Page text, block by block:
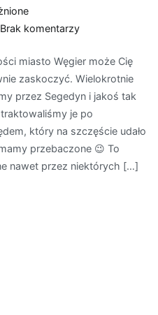
Brak komentarzydo
miasto Węgier może Cię
zaskoczyć. Wielokrotnie
przez Segedyn i jakoś tak
je po
który na szczęście udało
przebaczone 😉 To
nawet przez niektórych […]